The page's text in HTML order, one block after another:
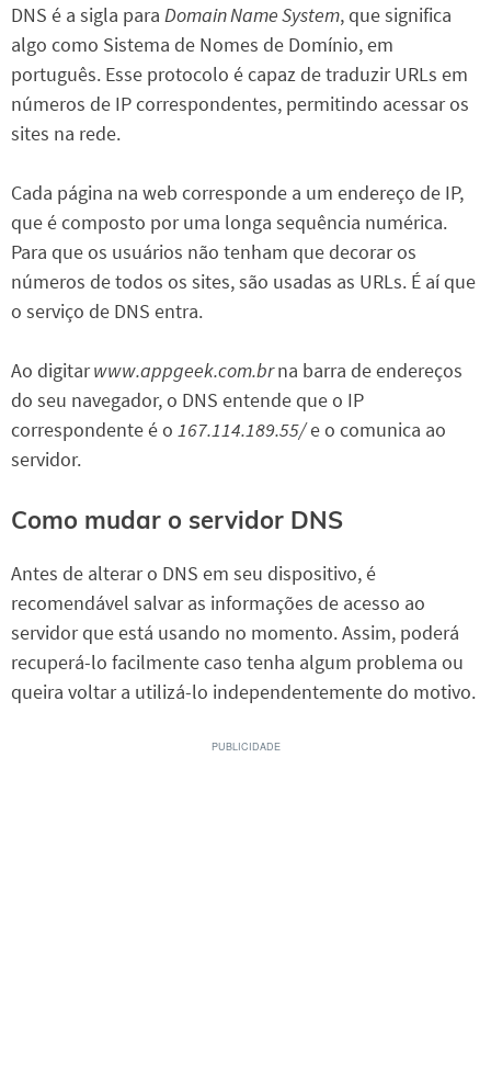
DNS é a sigla para Domain Name System, que significa
algo como Sistema de Nomes de Domínio, em
português. Esse protocolo é capaz de traduzir URLs em
números de IP correspondentes, permitindo acessar os
sites na rede.
Cada página na web corresponde a um endereço de IP,
que é composto por uma longa sequência numérica.
Para que os usuários não tenham que decorar os
números de todos os sites, são usadas as URLs. É aí que
o serviço de DNS entra.
Ao digitarwww.appgeek.com.brna barra de endereços
do seu navegador, o DNS entende que o IP
correspondente é o 167.114.189.55/e o comunica ao
servidor.
Como mudar o servidor DNS
Antes de alterar o DNS em seu dispositivo, é
recomendável salvar as informações de acesso ao
servidor que está usando no momento. Assim, poderá
recuperá-lo facilmente caso tenha algum problema ou
queira voltar a utilizá-lo independentemente do motivo.